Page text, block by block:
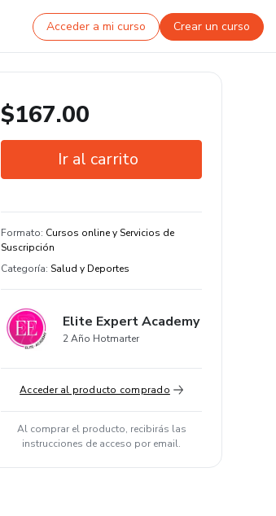
Acceder a mi curso Crear un curso
$167.00
Ir al carrito
Estudia a tu manera y en cualquier
dispositivo
Formato: Cursos online y Servicios de
Suscripción
Categoría: Salud y Deportes
Elite Expert Academy
2 Año Hotmarter
Acceder al producto comprado
Al comprar el producto, recibirás las
instrucciones de acceso por email.